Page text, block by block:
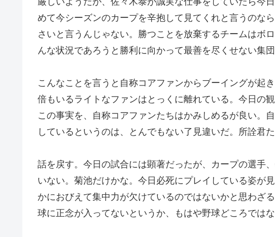
めて今シーズンのカープを辛抱して見てくれと言うのな
さいと言うんじゃない。勝つことを放棄するチームはボ
んな状況であろうと勝利に向かって最善を尽くせない集
こんなことを言うと自称コアファンからブーイングが起
倍もいるライトなファンはとっくに離れている。今日の
この事実を、自称コアファンたちはかみしめるが良い。
しているというのは、とんでもない了見違いだ。所詮君
話を戻す。今日の試合には顕著だったが、カープの選手
いない。菊池だけかな。今日必死にプレイしている姿が
かにおびえて集中力が欠けているのではないかと思わざ
球に正念が入ってないというか、もはや野球どころでは